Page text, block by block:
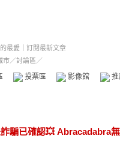
最愛
訂閱最新文章
市／討論區／
投票區 影像館
騙已確認💥 Abracadabra